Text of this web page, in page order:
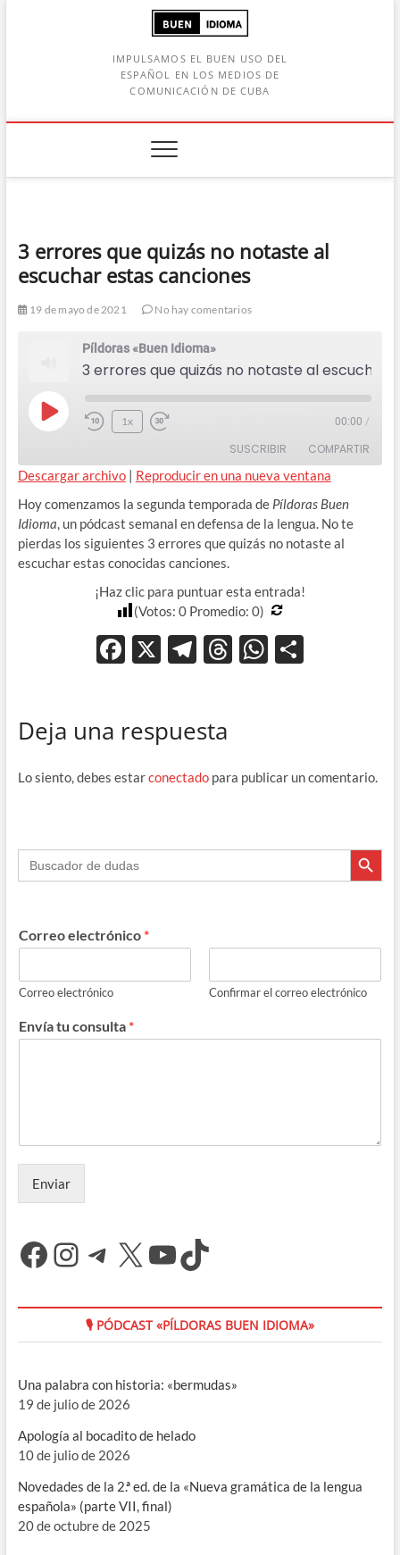
IMPULSAMOS EL BUEN USO DEL
ESPAÑOL EN LOS MEDIOS DE
COMUNICACIÓN DE CUBA
3 errores que quizás no notaste al
escuchar estas canciones
19 de mayo de 2021 No hay comentarios
Píldoras «Buen Idioma»
Play
Rewind
Seconds
1x
Adelanta
segundos
00:00 /
SUSCRIBIR COMPARTIR
FEED RSS
TIR
ENLACE
INCRUST
Descargar archivo| Reproducir en una nueva ventana
Hoy comenzamos la segunda temporada de Píldoras Buen
Idioma, un pódcast semanal en defensa de la lengua. No te
pierdas los siguientes 3 errores que quizás no notaste al
escuchar estas conocidas canciones.
¡Haz clic para puntuar esta entrada!
(Votos: 0Promedio: 0)
F
b
o
X T
gr
m
T
ds
W
p
ti
Deja una respuesta
Lo siento, debes estarconectadopara publicar un comentario.
Buscar: Botón de
Correo electrónico *
Correo electrónico Confirmar el correo electrónico
Envía tu consulta *
Enviar
Facebook
Instagram
Telegram
X YouTube
TikTok
🎙 PÓDCAST «PÍLDORAS BUEN IDIOMA»
Una palabra con historia: «bermudas»
19 de julio de 2026
Apología al bocadito de helado
10 de julio de 2026
Novedades de la 2.ª ed. de la «Nueva gramática de la lengua
española» (parte VII, final)
20 de octubre de 2025